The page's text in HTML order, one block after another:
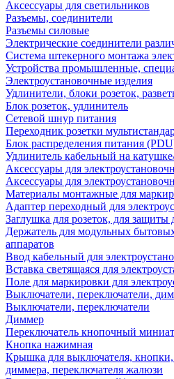
Аксессуары для светильников
Разъемы, соединители
Разъемы силовые
Электрические соединители
Система штекерного монтажа
Устройства промышленные,
Электроустановочные изделия
Удлинители, блоки розеток,
Блок розеток, удлинитель
Сетевой шнур питания
Переходник розетки
Блок распределения питания
Удлинитель кабельный на
Аксессуары для
Аксессуары для
Материалы монтажные для
Адаптер переходный для
Заглушка для розеток, для защиты
Держатель для модульных
аппаратов
Ввод кабельный для
Вставка светящаяся для
Поле для маркировки для
Выключатели, переключатели,
Выключатели, переключатели
Диммер
Переключатель кнопочный
Кнопка нажимная
Крышка для выключателя, кнопки,
диммера, переключателя жалюзи